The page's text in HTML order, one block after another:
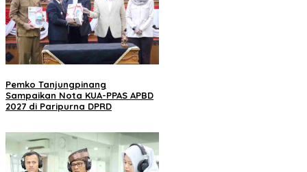
Pemko Tanjungpinang
Sampaikan Nota KUA-PPAS APBD
2027 di Paripurna DPRD